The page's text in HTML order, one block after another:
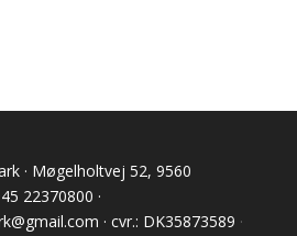
· Møgelholtvej 52, 9560
22370800 ·
· cvr.: DK35873589 ·